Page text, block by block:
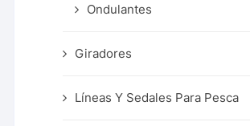
Ondulantes
Giradores
Líneas Y Sedales Para Pesca